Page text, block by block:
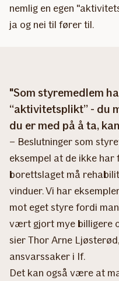
nemlig en egen
ja og nei til fører til.
"Som styremedlem
“aktivitetsplikt” - du
du er med på å ta,
– Beslutninger som
eksempel at de ikke har
borettslaget må
vinduer. Vi har
mot eget styre fordi
vært gjort mye billigere
sier Thor Arne
ansvarssaker i If.
Det kan også være at